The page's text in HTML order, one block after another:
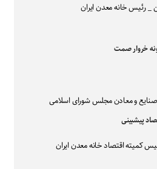
_ رئیس خانه معدن ایران
خروار صمت
و معادن مجلس شورای اسلامی
پیشبینی
کمیته اقتصاد خانه معدن ایران